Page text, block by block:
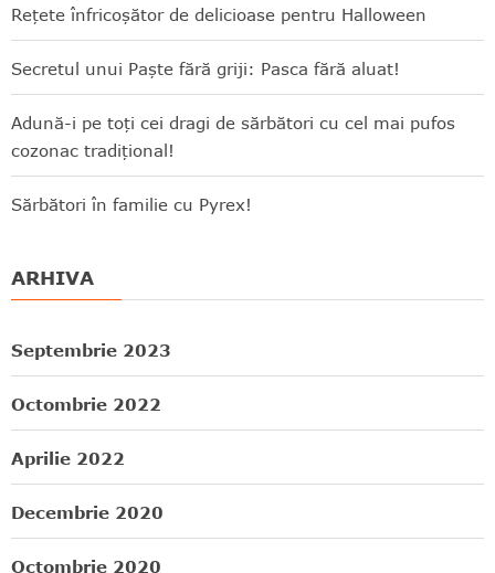
Rețete înfricoșător de delicioase pentru Halloween
Secretul unui Paște fără griji: Pasca fără aluat!
Adună-i pe toți cei dragi de sărbători cu cel mai pufos
cozonac tradițional!
Sărbători în familie cu Pyrex!
ARHIVA
Septembrie 2023
Octombrie 2022
Aprilie 2022
Decembrie 2020
Octombrie 2020